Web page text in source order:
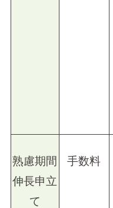
熟慮期間
伸長申立
て
手数料